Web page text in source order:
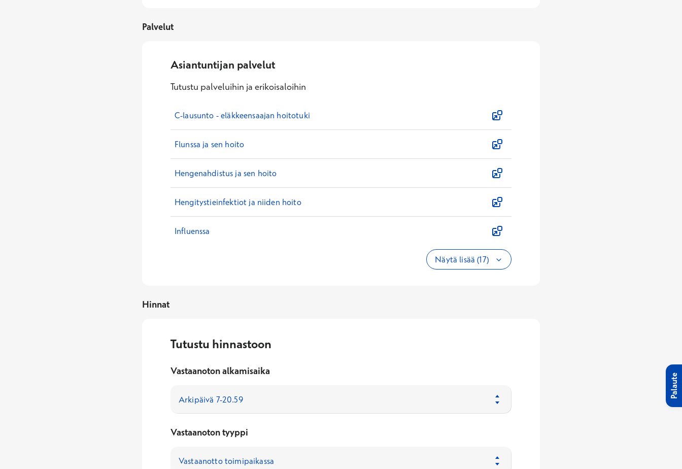
Palvelut
Asiantuntijan palvelut
Tutustu palveluihin ja erikoisaloihin
C-lausunto - eläkkeensaajan hoitotuki
Flunssa ja sen hoito
Hengenahdistus ja sen hoito
Hengitystieinfektiot ja niiden hoito
Influenssa
Näytä lisää (17)
Hinnat
Tutustu hinnastoon
Vastaanoton alkamisaika
Vastaanoton tyyppi
Palaute